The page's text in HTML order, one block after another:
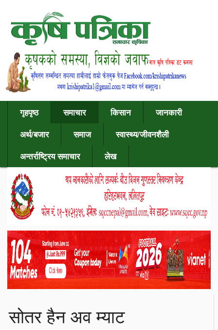
गृहपृष्ठ समाचार किसान
जानकारी
अर्थ/बजार
समाज
स्वास्थ्य/जीवनशैली
अन्तर्राष्ट्रिय समाचार
लेख
सोतर हैन अव म्याट